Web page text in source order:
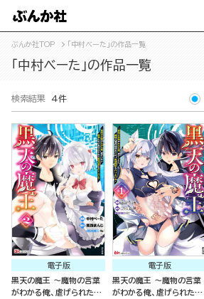
ぶんか社TOP 「中村べーた」の作品一覧
「中村べーた」の作品一覧
検索結果 4件
電子版
黒天の魔王 ～魔物の言葉
がわかる俺、虐げられた魔
電子版
黒天の魔王 ～魔物の言葉
がわかる俺、虐げられた魔